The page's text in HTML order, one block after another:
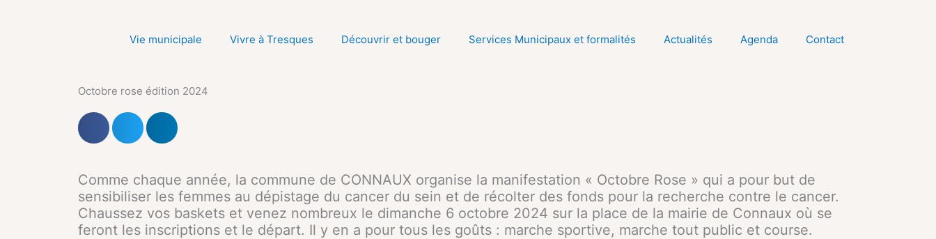
Vie municipale Vivre à Tresques Découvrir et bouger Services Municipaux et formalités Actualités Agenda Contact
Octobre rose édition 2024
Comme chaque année, la commune de CONNAUX organise la manifestation « Octobre Rose » qui a pour but de
sensibiliser les femmes au dépistage du cancer du sein et de récolter des fonds pour la recherche contre le cancer.
Chaussez vos baskets et venez nombreux le dimanche 6 octobre 2024 sur la place de la mairie de Connaux où se
feront les inscriptions et le départ. Il y en a pour tous les goûts : marche sportive, marche tout public et course.